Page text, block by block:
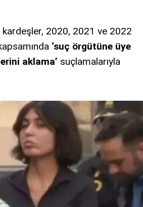
2020, 2021 ve 2022
‘suç örgütüne üye
aklama’ suçlamalarıyla